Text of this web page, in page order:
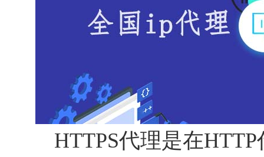
HTTPS代理是在